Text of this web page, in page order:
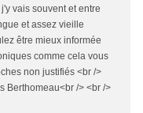
vais souvent et entre
et assez vieille
être mieux informée
comme cela vous
non justifiés <br />
Berthomeau<br /> <br />